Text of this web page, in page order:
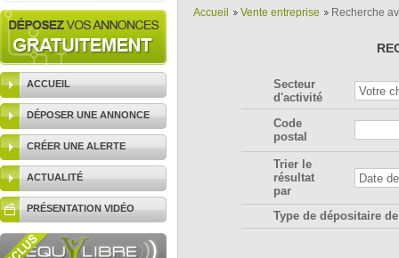
ACCUEIL
DÉPOSER UNE ANNONCE
CRÉER UNE ALERTE
ACTUALITÉ
PRÉSENTATION VIDÉO
vendre.
Et/ou déposer
gratuitement
RECHERCHER UNE
Accueil Vente entreprise Recherche
Secteur
d'activité
Code
postal
Trier le
résultat
par
Type de dépositaire